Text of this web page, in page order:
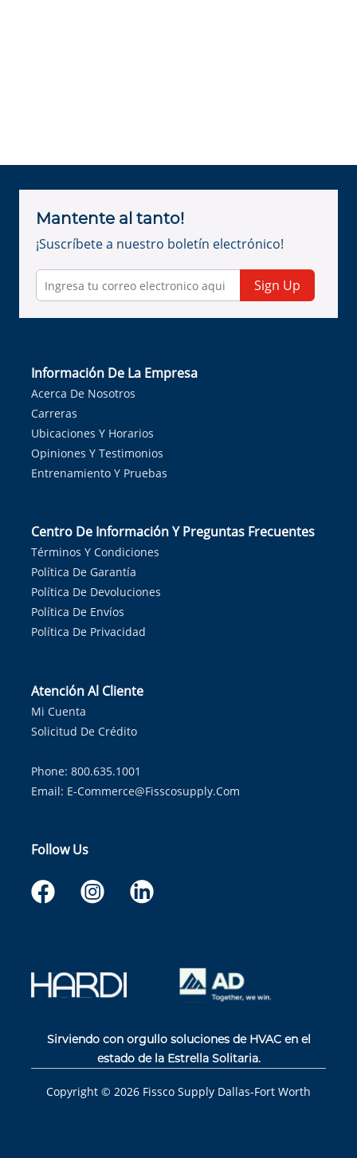
Mantente al tanto!
¡Suscríbete a nuestro boletín electrónico!
Sign Up
Información De La Empresa
Acerca De Nosotros
Carreras
Ubicaciones Y Horarios
Opiniones Y Testimonios
Entrenamiento Y Pruebas
Centro De Información Y Preguntas Frecuentes
Términos Y Condiciones
Política De Garantía
Política De Devoluciones
Política De Envíos
Política De Privacidad
Atención Al Cliente
Mi Cuenta
Solicitud De Crédito
Phone: 800.635.1001
Email: E-Commerce@fisscosupply.com
Follow Us
Sirviendo con orgullo soluciones de HVAC en el
estado de la Estrella Solitaria.
Copyright © 2026 Fissco Supply Dallas-Fort Worth